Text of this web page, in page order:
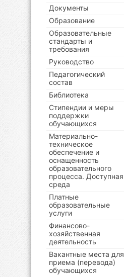
Документы
Образование
Образовательные
стандарты и
требования
Руководство
Педагогический
состав
Библиотека
Стипендии и меры
поддержки
обучающихся
Материально-
техническое
обеспечение и
оснащенность
образовательного
процесса. Доступная
среда
Платные
образовательные
услуги
Финансово-
хозяйственная
деятельность
Вакантные места для
приема (перевода)
обучающихся